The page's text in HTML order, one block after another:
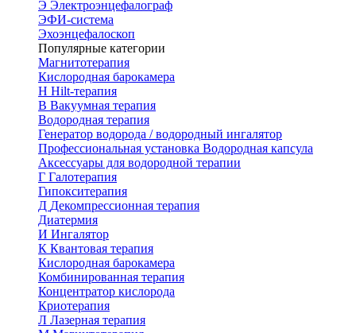
Э Электроэнцефалограф
ЭФИ-система
Эхоэнцефалоскоп
Популярные категории
Магнитотерапия
Кислородная барокамера
H Hilt-терапия
В Вакуумная терапия
Водородная терапия
Генератор водорода / водородный ингалятор
Профессиональная установка Водородная капсула
Аксессуары для водородной терапии
Г Галотерапия
Гипокситерапия
Д Декомпрессионная терапия
Диатермия
И Ингалятор
К Квантовая терапия
Кислородная барокамера
Комбинированная терапия
Концентратор кислорода
Криотерапия
Л Лазерная терапия